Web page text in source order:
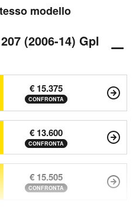
modello
(2006-14) Gpl
€ 15.375
CONFRONTA
€ 13.600
CONFRONTA
€ 15.505
CONFRONTA